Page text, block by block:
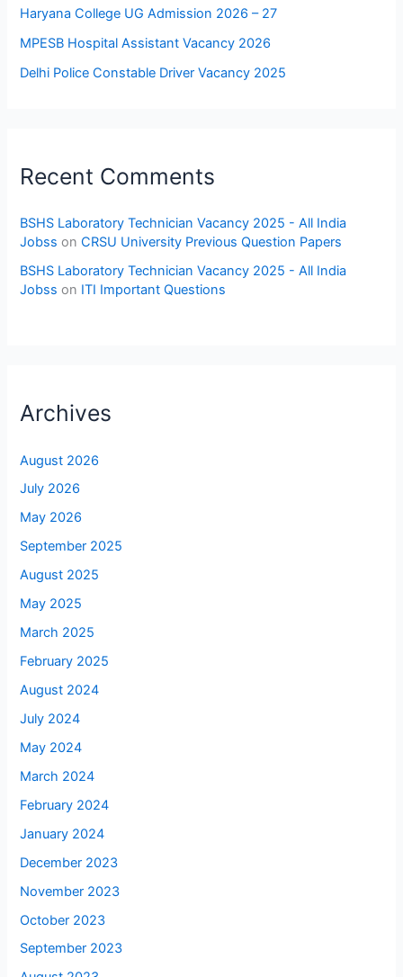
Haryana College UG Admission 2026 – 27
MPESB Hospital Assistant Vacancy 2026
Delhi Police Constable Driver Vacancy 2025
Recent Comments
BSHS Laboratory Technician Vacancy 2025 - All India
Jobss onCRSU University Previous Question Papers
BSHS Laboratory Technician Vacancy 2025 - All India
Jobss on ITI Important Questions
Archives
August 2026
July 2026
May 2026
September 2025
August 2025
May 2025
March 2025
February 2025
August 2024
July 2024
May 2024
March 2024
February 2024
January 2024
December 2023
November 2023
October 2023
September 2023